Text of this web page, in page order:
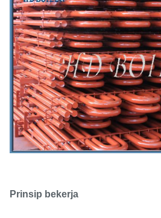
Prinsip bekerja